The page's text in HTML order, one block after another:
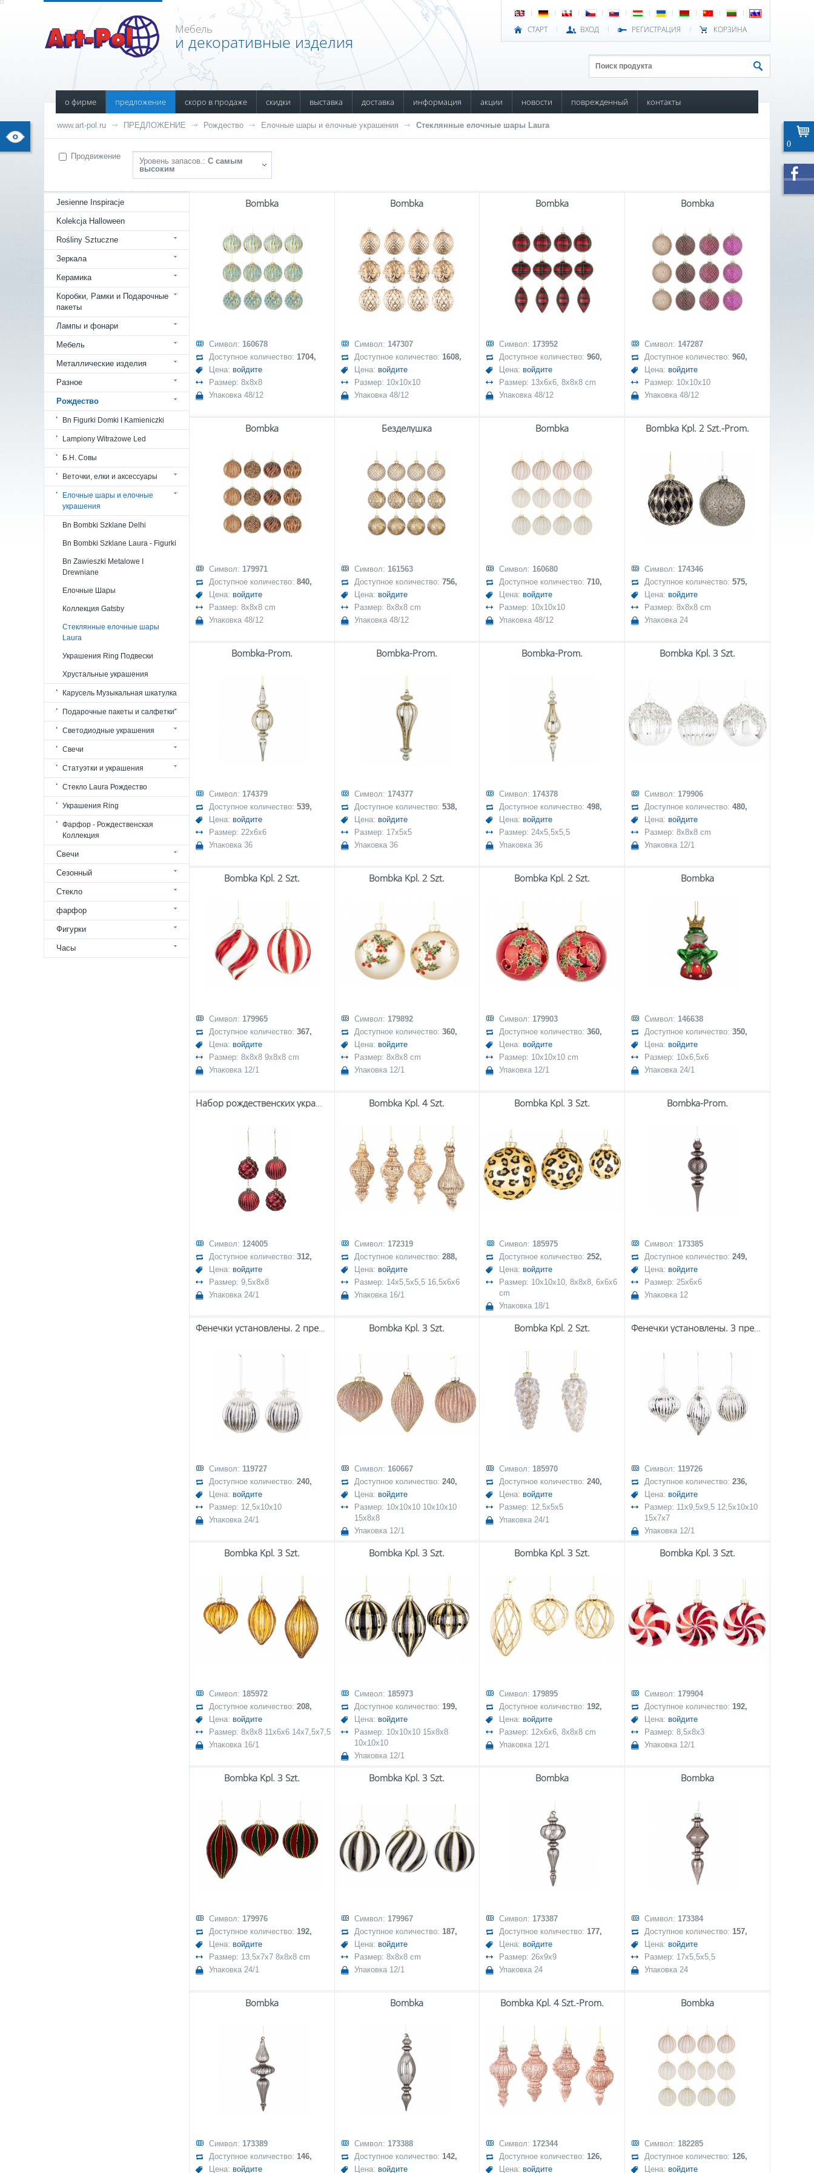
СТАРТ ВХОД РЕГИСТРАЦИЯ КОРЗИНА
Мебель
и декоративные изделия
о фирме предложение скоро в продаже скидки выставка доставка информация акции новости поврежденный контакты
www.art-pol.ru ПРЕДЛОЖЕНИЕ Рождество Елочные шары и елочные украшения Стеклянные елочные шары Laura
Продвижение
Уровень запасов.: С самым
высоким
Jesienne Inspiracje
Kolekcja Halloween
Rośliny Sztuczne
Зеркала
Керамика
Коробки, Рамки и Подарочные
пакеты
Лампы и фонари
Мебель
Металлические изделия
Разное
Рождество
Bn Figurki Domki I Kamieniczki
Lampiony Witrażowe Led
Б.Н. Совы
Веточки, елки и аксессуары
Елочные шары и елочные
украшения
Bn Bombki Szklane Delhi
Bn Bombki Szklane Laura - Figurki
Bn Zawieszki Metalowe I
Drewniane
Елочные Шары
Коллекция Gatsby
Стеклянные елочные шары
Laura
Украшения Ring Подвески
Хрустальные украшения
Карусель Музыкальная шкатулка
Подарочные пакеты и салфетки
Светодиодные украшения
Свечи
Статуэтки и украшения
Стекло Laura Рождество
Украшения Ring
Фарфор - Рождественская
Коллекция
Свечи
Сезонный
Стекло
фарфор
Фигурки
Часы
Bombka
Символ: 160678
Доступное количество: 1704,
Цена: войдите
Размер: 8x8x8
Упаковка 48/12
Bombka
Символ: 147307
Доступное количество: 1608,
Цена: войдите
Размер: 10x10x10
Упаковка 48/12
Bombka
Символ: 173952
Доступное количество: 960,
Цена: войдите
Размер: 13x6x6, 8x8x8 cm
Упаковка 48/12
Bombka
Символ: 147287
Доступное количество: 960,
Цена: войдите
Размер: 10x10x10
Упаковка 48/12
Bombka
Символ: 179971
Доступное количество: 840,
Цена: войдите
Размер: 8x8x8 cm
Упаковка 48/12
Безделушка
Символ: 161563
Доступное количество: 756,
Цена: войдите
Размер: 8x8x8 cm
Упаковка 48/12
Bombka
Символ: 160680
Доступное количество: 710,
Цена: войдите
Размер: 10x10x10
Упаковка 48/12
Bombka Kpl. 2 Szt.-Prom.
Символ: 174346
Доступное количество: 575,
Цена: войдите
Размер: 8x8x8 cm
Упаковка 24
Bombka-Prom.
Символ: 174379
Доступное количество: 539,
Цена: войдите
Размер: 22x6x6
Упаковка 36
Bombka-Prom.
Символ: 174377
Доступное количество: 538,
Цена: войдите
Размер: 17x5x5
Упаковка 36
Bombka-Prom.
Символ: 174378
Доступное количество: 498,
Цена: войдите
Размер: 24x5,5x5,5
Упаковка 36
Bombka Kpl. 3 Szt.
Символ: 179906
Доступное количество: 480,
Цена: войдите
Размер: 8x8x8 cm
Упаковка 12/1
Bombka Kpl. 2 Szt.
Символ: 179965
Доступное количество: 367,
Цена: войдите
Размер: 8x8x8 9x8x8 cm
Упаковка 12/1
Bombka Kpl. 2 Szt.
Символ: 179892
Доступное количество: 360,
Цена: войдите
Размер: 8x8x8 cm
Упаковка 12/1
Bombka Kpl. 2 Szt.
Символ: 179903
Доступное количество: 360,
Цена: войдите
Размер: 10x10x10 cm
Упаковка 12/1
Bombka
Символ: 146638
Доступное количество: 350,
Цена: войдите
Размер: 10x6,5x6
Упаковка 24/1
Набор рождественских украшений 4 предмета
Символ: 124005
Доступное количество: 312,
Цена: войдите
Размер: 9,5x8x8
Упаковка 24/1
Bombka Kpl. 4 Szt.
Символ: 172319
Доступное количество: 288,
Цена: войдите
Размер: 14x5,5x5,5 16,5x6x6
Упаковка 16/1
Bombka Kpl. 3 Szt.
Символ: 185975
Доступное количество: 252,
Цена: войдите
Размер: 10x10x10, 8x8x8, 6x6x6
cm
Упаковка 18/1
Bombka-Prom.
Символ: 173385
Доступное количество: 249,
Цена: войдите
Размер: 25x6x6
Упаковка 12
Фенечки установлены. 2 предмета
Символ: 119727
Доступное количество: 240,
Цена: войдите
Размер: 12,5x10x10
Упаковка 24/1
Bombka Kpl. 3 Szt.
Символ: 160667
Доступное количество: 240,
Цена: войдите
Размер: 10x10x10 10x10x10
15x8x8
Упаковка 12/1
Bombka Kpl. 2 Szt.
Символ: 185970
Доступное количество: 240,
Цена: войдите
Размер: 12,5x5x5
Упаковка 24/1
Фенечки установлены. 3 предмета
Символ: 119726
Доступное количество: 236,
Цена: войдите
Размер: 11x9,5x9,5 12,5x10x10
15x7x7
Упаковка 12/1
Bombka Kpl. 3 Szt.
Символ: 185972
Доступное количество: 208,
Цена: войдите
Размер: 8x8x8 11x6x6 14x7,5x7,5
Упаковка 16/1
Bombka Kpl. 3 Szt.
Символ: 185973
Доступное количество: 199,
Цена: войдите
Размер: 10x10x10 15x8x8
10x10x10
Упаковка 12/1
Bombka Kpl. 3 Szt.
Символ: 179895
Доступное количество: 192,
Цена: войдите
Размер: 12x6x6, 8x8x8 cm
Упаковка 12/1
Bombka Kpl. 3 Szt.
Символ: 179904
Доступное количество: 192,
Цена: войдите
Размер: 8,5x8x3
Упаковка 12/1
Bombka Kpl. 3 Szt.
Символ: 179976
Доступное количество: 192,
Цена: войдите
Размер: 13,5x7x7 8x8x8 cm
Упаковка 24/1
Bombka Kpl. 3 Szt.
Символ: 179967
Доступное количество: 187,
Цена: войдите
Размер: 8x8x8 cm
Упаковка 12/1
Bombka
Символ: 173387
Доступное количество: 177,
Цена: войдите
Размер: 26x9x9
Упаковка 24
Bombka
Символ: 173384
Доступное количество: 157,
Цена: войдите
Размер: 17x5,5x5,5
Упаковка 24
Bombka
Символ: 173389
Доступное количество: 146,
Цена: войдите
Bombka
Символ: 173388
Доступное количество: 142,
Цена: войдите
Bombka Kpl. 4 Szt.-Prom.
Символ: 172344
Доступное количество: 126,
Цена: войдите
Bombka
Символ: 182285
Доступное количество: 126,
Цена: войдите
0